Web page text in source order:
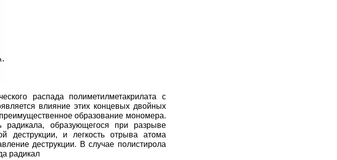
распада полиметилметакрилата с
влияние этих концевых двойных
образование мономера.
радикала, образующегося при разрыве
деструкции, и легкость отрыва атома
деструкции. В случае полистирола
радикал